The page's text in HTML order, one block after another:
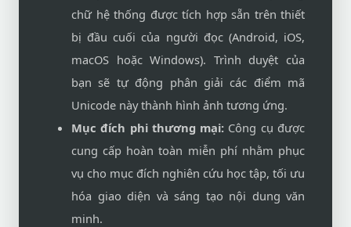
chữ hệ thống được tích hợp sẵn trên thiết
bị đầu cuối của người đọc (Android, iOS,
macOS hoặc Windows). Trình duyệt của
bạn sẽ tự động phân giải các điểm mã
Unicode này thành hình ảnh tương ứng.
Mục đích phi thương mại: Công cụ được
cung cấp hoàn toàn miễn phí nhằm phục
vụ cho mục đích nghiên cứu học tập, tối ưu
hóa giao diện và sáng tạo nội dung văn
minh.